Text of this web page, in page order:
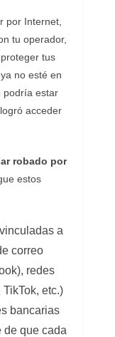
por Internet,
tu operador,
tus
no esté en
podría estar
acceder
robado por
estos
a
correo
redes
etc.)
bancarias
de que cada